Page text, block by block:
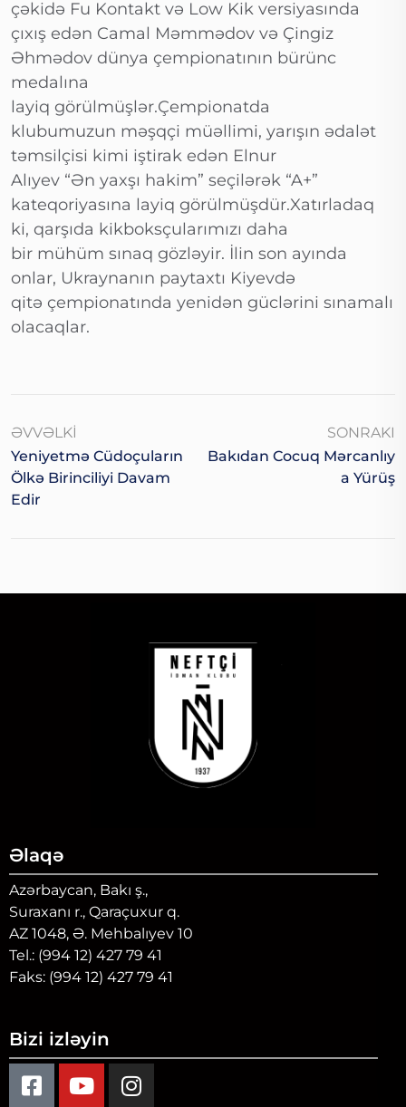
çəkidə Fu Kontakt və Low Kik versiyasında
çıxış edən Camal Məmmədov və Çingiz
Əhmədov dünya çempionatının bürünc
medalına
layiq görülmüşlər.Çempionatda
klubumuzun məşqçi müəllimi, yarışın ədalət
təmsilçisi kimi iştirak edən Elnur
Alıyev “Ən yaxşı hakim” seçilərək “A+”
kateqoriyasına layiq görülmüşdür.Xatırladaq
ki, qarşıda kikboksçularımızı daha
bir mühüm sınaq gözləyir. İlin son ayında
onlar, Ukraynanın paytaxtı Kiyevdə
qitə çempionatında yenidən güclərini sınamalı
olacaqlar.
ƏVVƏLKI
Yeniyetmə Cüdoçuların
Ölkə Birinciliyi Davam
Edir
SONRAKI
Bakıdan Cocuq Mərcanlıy
A Yürüş
Əlaqə
Azərbaycan, Bakı ş.,
Suraxanı r., Qaraçuxur q.
AZ 1048, Ə. Mehbalıyev 10
Tel.: (994 12) 427 79 41
Faks: (994 12) 427 79 41
Bizi izləyin